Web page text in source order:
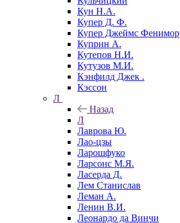
Кун Н.А.
Купер Д. Ф.
Купер Джеймс Фенимор
Куприн А.
Кутепов Н.И.
Кутузов М.И.
Кэнфилд Джек .
Кэссон
Л
Назад
Л
Лаврова Ю.
Лао-цзы
Ларошфуко
Ларсонс М.Я.
Ласерда Д.
Лем Станислав
Леман А.
Ленин В.И.
Леонардо да Винчи